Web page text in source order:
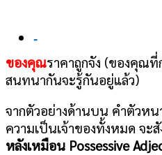
-
ของคุณราคาถูกจัง (ของคุณ
สนทนากันจะรู้กันอยู่แล้ว)
จากตัวอย่างด้านบน คำตัวห
ความเป็นเจ้าของทั้งหมด จะสั
หลังเหมือน Possessive